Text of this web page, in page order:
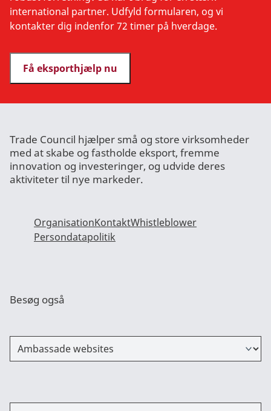
international partner. Udfyld formularen, og vi
kontakter dig indenfor 72 timer på hverdage.
Få eksporthjælp nu
Trade Council hjælper små og store virksomheder
med at skabe og fastholde eksport, fremme
innovation og investeringer, og udvide deres
aktiviteter til nye markeder.
OrganisationKontaktWhistleblower
Persondatapolitik
Besøg også